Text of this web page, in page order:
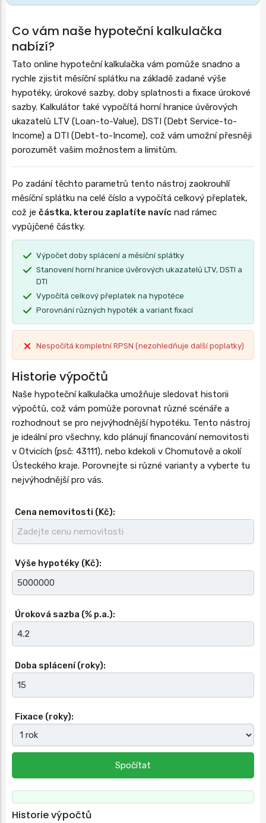
Co vám naše hypoteční kalkulačka
nabízí?
Tato online hypoteční kalkulačka vám pomůže snadno a
rychle zjistit měsíční splátku na základě zadané výše
hypotéky, úrokové sazby, doby splatnosti a fixace úrokové
sazby. Kalkulátor také vypočítá horní hranice úvěrových
ukazatelů LTV (Loan-to-Value), DSTI (Debt Service-to-
Income) a DTI (Debt-to-Income), což vám umožní přesněji
porozumět vašim možnostem a limitům.
Po zadání těchto parametrů tento nástroj zaokrouhlí
měsíční splátku na celé číslo a vypočítá celkový přeplatek,
což je částka, kterou zaplatíte navíc nad rámec
vypůjčené částky.
Výpočet doby splácení a měsíční splátky
Stanovení horní hranice úvěrových ukazatelů LTV, DSTI a
DTI
Vypočítá celkový přeplatek na hypotéce
Porovnání různých hypoték a variant fixací
Nespočítá kompletní RPSN (nezohledňuje další poplatky)
Historie výpočtů
Naše hypoteční kalkulačka umožňuje sledovat historii
výpočtů, což vám pomůže porovnat různé scénáře a
rozhodnout se pro nejvýhodnější hypotéku. Tento nástroj
je ideální pro všechny, kdo plánují financování nemovitosti
v Otvicích (psč: 43111), nebo kdekoli v Chomutově a okolí
Ústeckého kraje. Porovnejte si různé varianty a vyberte tu
nejvýhodnější pro vás.
Cena nemovitosti (Kč):
Výše hypotéky (Kč):
Úroková sazba (% p.a.):
Doba splácení (roky):
Fixace (roky):
Spočítat
Historie výpočtů